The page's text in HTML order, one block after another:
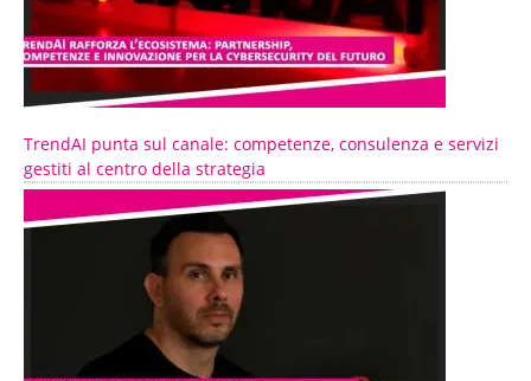
TrendAI punta sul canale: competenze, consulenza e servizi
gestiti al centro della strategia